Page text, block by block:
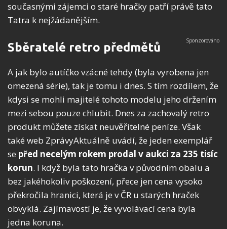
současnými zájemci o staré hračky patří právě tato
Tatra k nejžádanějším.
Sběratelé retro předmětů
A jak bylo autíčko vzácné tehdy (byla vyrobena jen
omezená série), tak je tomu i dnes. S tím rozdílem, že
kdysi se mohli majitelé tohoto modelu jeho držením
mezi sebou pouze chlubit. Dnes za zachovalý retro
produkt můžete získat neuvěřitelné peníze. Však
také web ZprávyAktuálně uvádí, že jeden exemplář
se před necelým rokem prodal v aukci za 235 tisíc
korun. I když byla tato hračka v původním obalu a
bez jakéhokoliv poškození, přece jen cena vysoko
překročila hranici, která je v ČR u starých hraček
obvyklá. Zajímavostí je, že vyvolávací cena byla
jedna koruna.